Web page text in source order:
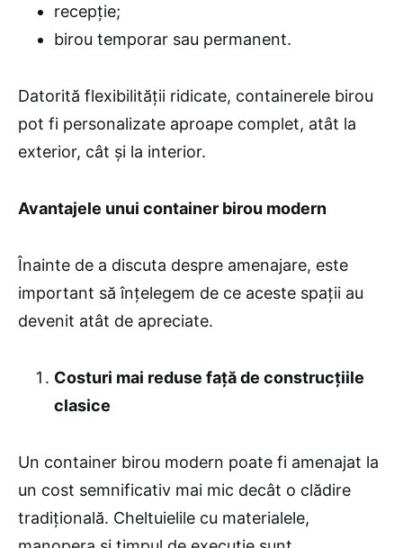
recepție;
birou temporar sau permanent.
Datorită flexibilității ridicate, containerele birou
pot fi personalizate aproape complet, atât la
exterior, cât și la interior.
Avantajele unui container birou modern
Înainte de a discuta despre amenajare, este
important să înțelegem de ce aceste spații au
devenit atât de apreciate.
Costuri mai reduse față de construcțiile
clasice
Un container birou modern poate fi amenajat la
un cost semnificativ mai mic decât o clădire
tradițională. Cheltuielile cu materialele,